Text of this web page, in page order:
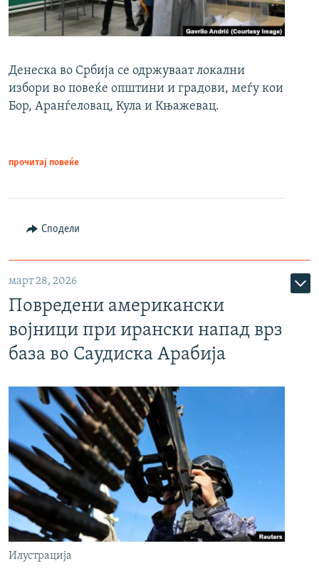
Денеска во Србија се одржуваат локални
избори во повеќе општини и градови, меѓу кои
Бор, Аранѓеловац, Кула и Књажевац.
прочитај повеќе
Сподели
март 28, 2026
Повредени американски
војници при ирански напад врз
база во Саудиска Арабија
Илустрација